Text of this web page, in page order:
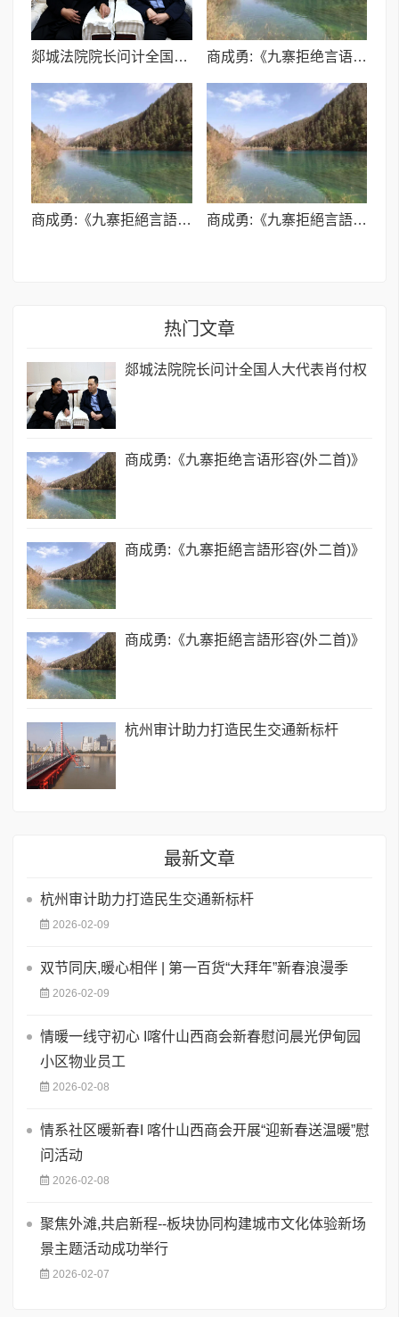
​郯城法院院长问计全国人大代表肖付权 商成勇:《九寨拒绝言语形容(外二首)》
商成勇:《九寨拒絕言語形容(外二首)》 商成勇:《九寨拒絕言語形容(外二首)》
热门文章
​郯城法院院长问计全国人大代表肖付权
商成勇:《九寨拒绝言语形容(外二首)》
商成勇:《九寨拒絕言語形容(外二首)》
商成勇:《九寨拒絕言語形容(外二首)》
杭州审计助力打造民生交通新标杆
最新文章
杭州审计助力打造民生交通新标杆
2026-02-09
双节同庆,暖心相伴 | 第一百货“大拜年”新春浪漫季
2026-02-09
情暖一线守初心 I喀什山西商会新春慰问晨光伊甸园
小区物业员工
2026-02-08
情系社区暖新春I 喀什山西商会开展“迎新春送温暖”慰
问活动
2026-02-08
聚焦外滩,共启新程--板块协同构建城市文化体验新场
景主题活动成功举行
2026-02-07